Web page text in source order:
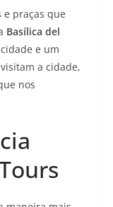
praças que
Basílica del
e um
a cidade,
nos